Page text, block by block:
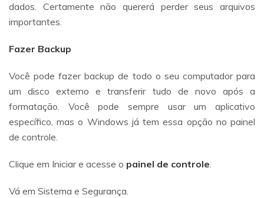
dados. Certamente não quererá perder seus arquivos
importantes.
Fazer Backup
Você pode fazer backup de todo o seu computador para
um disco externo e transferir tudo de novo após a
formatação. Você pode sempre usar um aplicativo
específico, mas o Windows já tem essa opção no painel
de controle.
Clique em Iniciar e acesse o painel de controle.
Vá em Sistema e Segurança.